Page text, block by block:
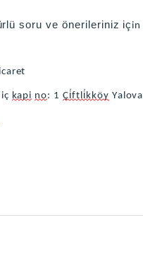
soru ve önerileriniz iç in
kapi no: 1Çi̇ftli̇kköy Yalova